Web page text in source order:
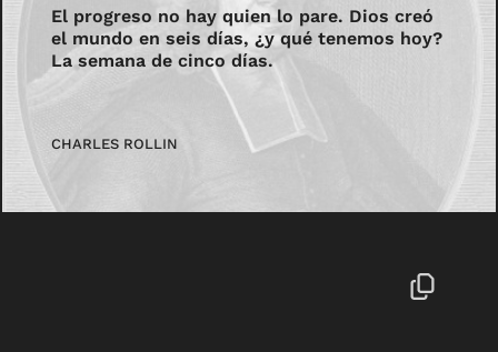
El progreso no hay quien lo pare. Dios creó
el mundo en seis días, ¿y qué tenemos hoy?
La semana de cinco días.
CHARLES ROLLIN